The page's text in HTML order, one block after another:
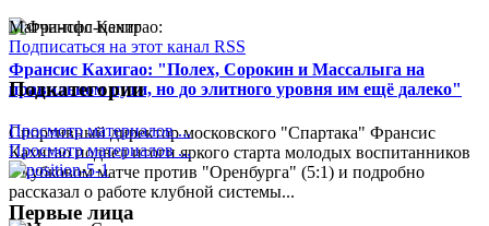
Франсис Кахигао: "Полех, Сорокин и Массалыга на
правильном пути, но до элитного уровня им ещё далеко"
Спортивный директор московского "Спартака" Франсис
Кахигао подвел итоги яркого старта молодых воспитанников
в кубковом матче против "Оренбурга" (5:1) и подробно
рассказал о работе клубной системы...
Матчи-пфл-центр
Подписаться на этот канал RSS
Подкатегории
Просмотр материалов ...
Просмотр материалов ...
Первые лица